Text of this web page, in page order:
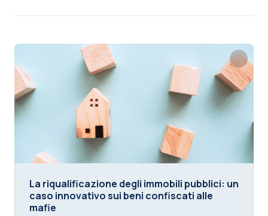
La riqualificazione degli immobili pubblici: un
La riqualificazione degli immobili pubblici: un
caso innovativo sui beni confiscati alle
mafie